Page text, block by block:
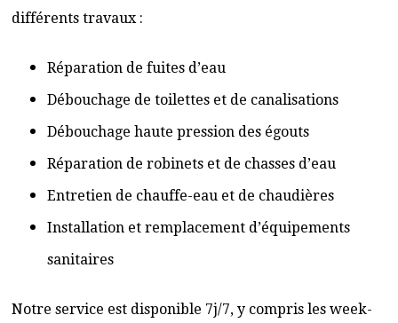
différents travaux :
Réparation de fuites d’eau
Débouchage de toilettes et de canalisations
Débouchage haute pression des égouts
Réparation de robinets et de chasses d’eau
Entretien de chauffe-eau et de chaudières
Installation et remplacement d’équipements
sanitaires
Notre service est disponible 7j/7, y compris les week-